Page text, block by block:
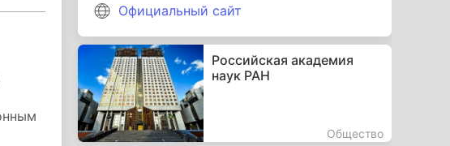
Официальный сайт
Российская академия
наук РАН
Общество